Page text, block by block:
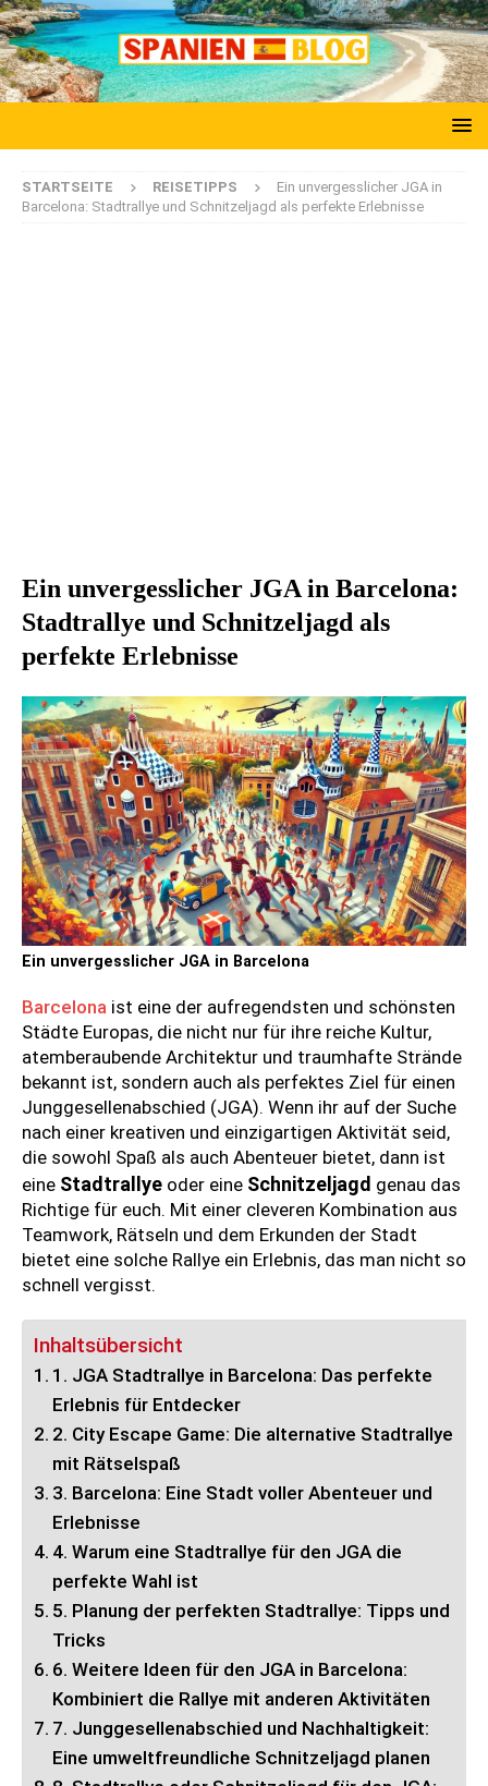
STARTSEITE REISETIPPS
Ein unvergesslicher JGA in
Barcelona: Stadtrallye und Schnitzeljagd als perfekte Erlebnisse
Ein unvergesslicher JGA in Barcelona:
Stadtrallye und Schnitzeljagd als
perfekte Erlebnisse
Ein unvergesslicher JGA in Barcelona
Barcelona ist eine der aufregendsten und schönsten
Städte Europas, die nicht nur für ihre reiche Kultur,
atemberaubende Architektur und traumhafte Strände
bekannt ist, sondern auch als perfektes Ziel für einen
Junggesellenabschied (JGA). Wenn ihr auf der Suche
nach einer kreativen und einzigartigen Aktivität seid,
die sowohl Spaß als auch Abenteuer bietet, dann ist
eine Stadtrallye oder eine Schnitzeljagd genau das
Richtige für euch. Mit einer cleveren Kombination aus
Teamwork, Rätseln und dem Erkunden der Stadt
bietet eine solche Rallye ein Erlebnis, das man nicht so
schnell vergisst.
Inhaltsübersicht
1. JGA Stadtrallye in Barcelona: Das perfekte
Erlebnis für Entdecker
2. City Escape Game: Die alternative Stadtrallye
mit Rätselspaß
3. Barcelona: Eine Stadt voller Abenteuer und
Erlebnisse
4. Warum eine Stadtrallye für den JGA die
perfekte Wahl ist
5. Planung der perfekten Stadtrallye: Tipps und
Tricks
6. Weitere Ideen für den JGA in Barcelona:
Kombiniert die Rallye mit anderen Aktivitäten
7. Junggesellenabschied und Nachhaltigkeit:
Eine umweltfreundliche Schnitzeljagd planen